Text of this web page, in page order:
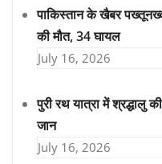
पाकिस्तान के खैबर
की मौत, 34 घायल
July 16, 2026
पुरी रथ यात्रा में श्रद्धालु
जान
July 16, 2026